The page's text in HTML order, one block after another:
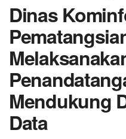
Dinas
Mendukung
Data